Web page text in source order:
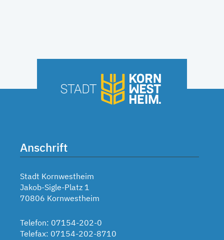
Anschrift
Stadt Kornwestheim
Jakob-Sigle-Platz 1
70806 Kornwestheim
Telefon: 07154-202-0
Telefax: 07154-202-8710